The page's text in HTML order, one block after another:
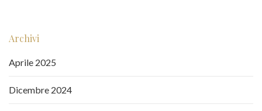
Archivi
Aprile 2025
Dicembre 2024